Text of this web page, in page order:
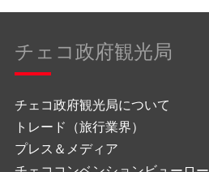
チェコ政府観光局
チェコ政府観光局について
トレード（旅行業界）
プレス＆メディア